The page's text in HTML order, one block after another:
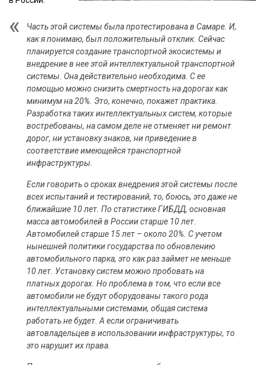
Часть этой системы была протестирована в Самаре. И,
как я понимаю, был положительный отклик. Сейчас
планируется создание транспортной экосистемы и
внедрение в нее этой интеллектуальной транспортной
системы. Она действительно необходима. С ее
помощью можно снизить смертность на дорогах как
минимум на 20%. Это, конечно, покажет практика.
Разработка таких интеллектуальных систем, которые
востребованы, на самом деле не отменяет ни ремонт
дорог, ни установку знаков, ни приведение в
соответствие имеющейся транспортной
инфраструктуры.
Если говорить о сроках внедрения этой системы после
всех испытаний и тестирований, то, боюсь, это даже не
ближайшие 10 лет. По статистике ГИБДД, основная
масса автомобилей в России старше 10 лет.
Автомобилей старше 15 лет – около 20%. С учетом
нынешней политики государства по обновлению
автомобильного парка, это как раз займет не меньше
10 лет. Установку систем можно пробовать на
платных дорогах. Но проблема в том, что если все
автомобили не будут оборудованы такого рода
интеллектуальными системами, общая система
работать не будет. А если ограничивать
автовладельцев в использовании инфраструктуры, то
это нарушит их права.